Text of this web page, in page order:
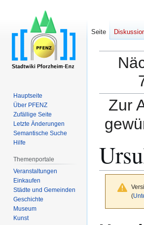
Zur
(
Seite
Hauptseite
Über PFENZ
Zufällige Seite
Letzte Änderungen
Semantische Suche
Hilfe
Themenportale
Veranstaltungen
Einkaufen
Städte und Gemeinden
Geschichte
Museum
Kunst